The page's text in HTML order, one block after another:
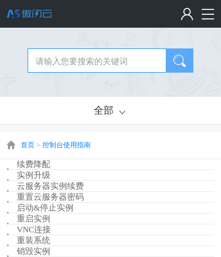
全部
首页 > 控制台使用指南
续费降配
实例升级
云服务器实例续费
重置云服务器密码
启动&停止实例
重启实例
VNC连接
重装系统
销毁实例